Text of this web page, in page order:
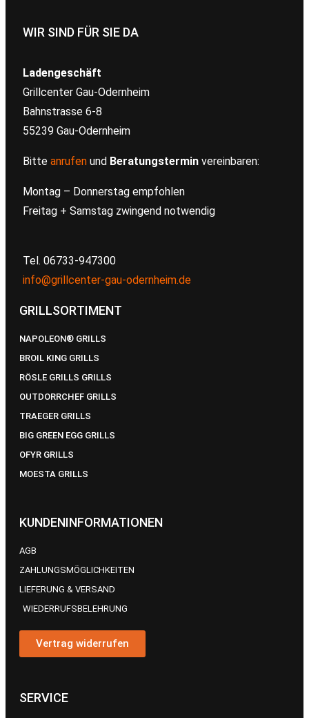
WIR SIND FÜR SIE DA
Ladengeschäft
Grillcenter Gau-Odernheim
Bahnstrasse 6-8
55239 Gau-Odernheim
Bitte anrufen und Beratungstermin vereinbaren:
Montag – Donnerstag empfohlen
Freitag + Samstag zwingend notwendig
Tel. 06733-947300
info@grillcenter-gau-odernheim.de
GRILLSORTIMENT
NAPOLEON® GRILLS
BROIL KING GRILLS
RÖSLE GRILLS GRILLS
OUTDORRCHEF GRILLS
TRAEGER GRILLS
BIG GREEN EGG GRILLS
OFYR GRILLS
MOESTA GRILLS
KUNDENINFORMATIONEN
AGB
ZAHLUNGSMÖGLICHKEITEN
LIEFERUNG & VERSAND
WIEDERRUFSBELEHRUNG
Vertrag widerrufen
SERVICE